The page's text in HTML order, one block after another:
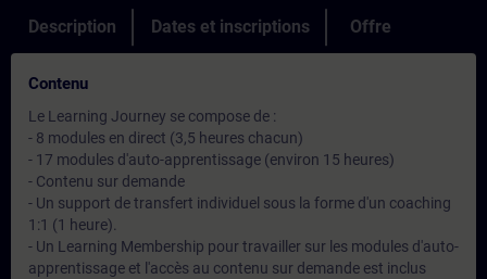
Description Dates et inscriptions Offre
Contenu
Le Learning Journey se compose de :
- 8 modules en direct (3,5 heures chacun)
- 17 modules d'auto-apprentissage (environ 15 heures)
- Contenu sur demande
- Un support de transfert individuel sous la forme d'un coaching
1:1 (1 heure).
- Un Learning Membership pour travailler sur les modules d'auto-
apprentissage et l'accès au contenu sur demande est inclus